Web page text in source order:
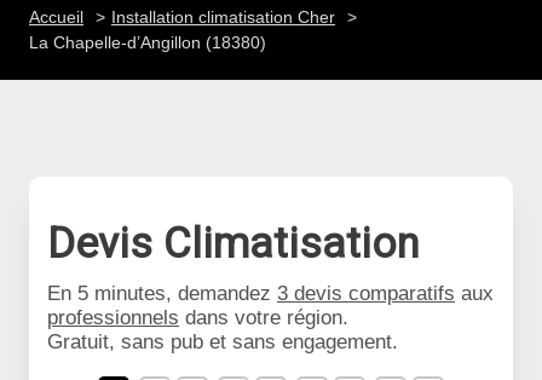
Accueil
Installation climatisation Cher
La Chapelle-d’Angillon (18380)
Devis Climatisation
En 5 minutes, demandez 3 devis comparatifs aux
professionnels dans votre région.
Gratuit, sans pub et sans engagement.